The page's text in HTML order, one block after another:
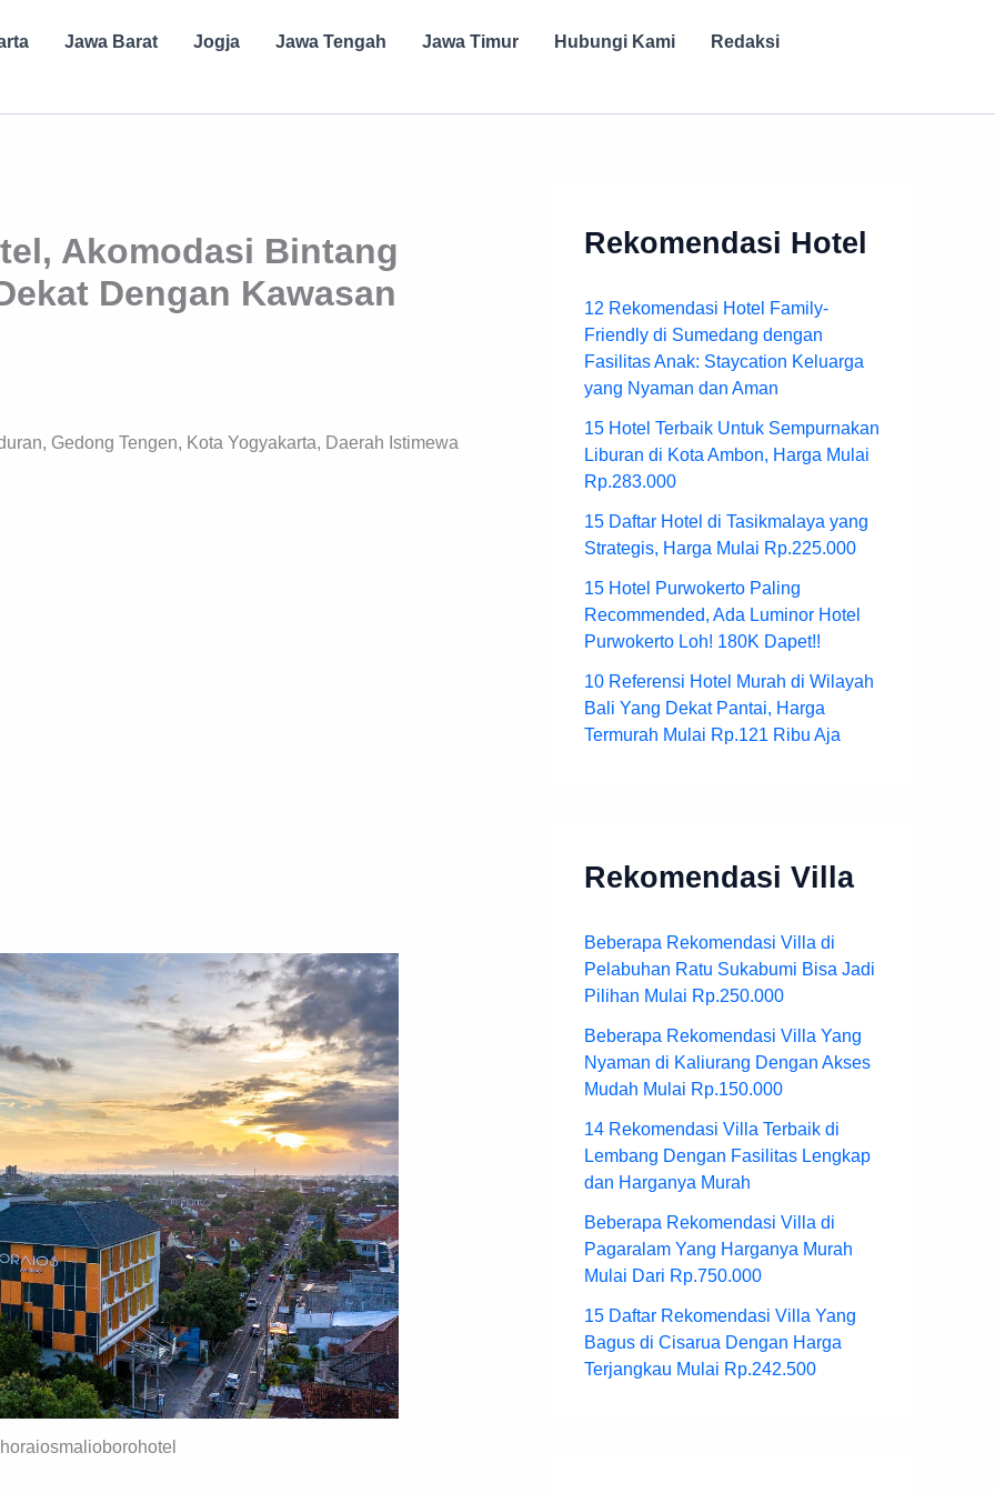
Jawa Barat Jogja Jawa Tengah Jawa Timur Hubungi Kami Redaksi
Akomodasi Bintang
Dengan Kawasan
Gedong Tengen, Kota Yogyakarta, Daerah Istimewa
Rekomendasi Hotel
12 Rekomendasi Hotel Family-
Friendly di Sumedang dengan
Fasilitas Anak: Staycation Keluarga
yang Nyaman dan Aman
15 Hotel Terbaik Untuk Sempurnakan
Liburan di Kota Ambon, Harga Mulai
Rp.283.000
15 Daftar Hotel di Tasikmalaya yang
Strategis, Harga Mulai Rp.225.000
15 Hotel Purwokerto Paling
Recommended, Ada Luminor Hotel
Purwokerto Loh! 180K Dapet!!
10 Referensi Hotel Murah di Wilayah
Bali Yang Dekat Pantai, Harga
Termurah Mulai Rp.121 Ribu Aja
Rekomendasi Villa
Beberapa Rekomendasi Villa di
Pelabuhan Ratu Sukabumi Bisa Jadi
Pilihan Mulai Rp.250.000
Beberapa Rekomendasi Villa Yang
Nyaman di Kaliurang Dengan Akses
Mudah Mulai Rp.150.000
14 Rekomendasi Villa Terbaik di
Lembang Dengan Fasilitas Lengkap
dan Harganya Murah
Beberapa Rekomendasi Villa di
Pagaralam Yang Harganya Murah
Mulai Dari Rp.750.000
15 Daftar Rekomendasi Villa Yang
Bagus di Cisarua Dengan Harga
Terjangkau Mulai Rp.242.500